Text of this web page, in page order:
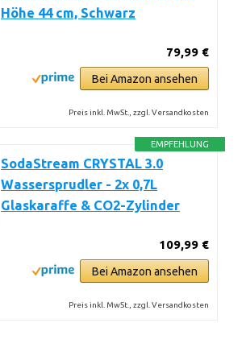
Höhe 44 cm, Schwarz
79,99 €
Bei Amazon ansehen
Preis inkl. MwSt., zzgl. Versandkosten
EMPFEHLUNG
SodaStream CRYSTAL 3.0
Wassersprudler - 2x 0,7L
Glaskaraffe & CO2-Zylinder
109,99 €
Bei Amazon ansehen
Preis inkl. MwSt., zzgl. Versandkosten